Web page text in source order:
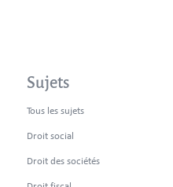
Sujets
Tous les sujets
Droit social
Droit des sociétés